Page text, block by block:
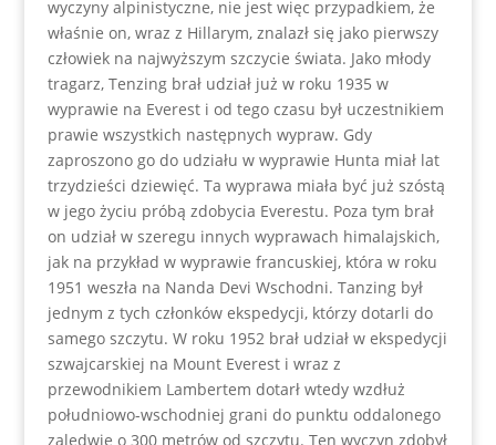
wyczyny alpinistyczne, nie jest więc przypadkiem, że
właśnie on, wraz z Hillarym, znalazł się jako pierwszy
człowiek na najwyższym szczycie świata. Jako młody
tragarz, Tenzing brał udział już w roku 1935 w
wyprawie na Everest i od tego czasu był uczestnikiem
prawie wszystkich następnych wypraw. Gdy
zaproszono go do udziału w wyprawie Hunta miał lat
trzydzieści dziewięć. Ta wyprawa miała być już szóstą
w jego życiu próbą zdobycia Everestu. Poza tym brał
on udział w szeregu innych wyprawach himalajskich,
jak na przykład w wyprawie francuskiej, która w roku
1951 weszła na Nanda Devi Wschodni. Tanzing był
jednym z tych członków ekspedycji, którzy dotarli do
samego szczytu. W roku 1952 brał udział w ekspedycji
szwajcarskiej na Mount Everest i wraz z
przewodnikiem Lambertem dotarł wtedy wzdłuż
południowo-wschodniej grani do punktu oddalonego
zaledwie o 300 metrów od szczytu. Ten wyczyn zdobył